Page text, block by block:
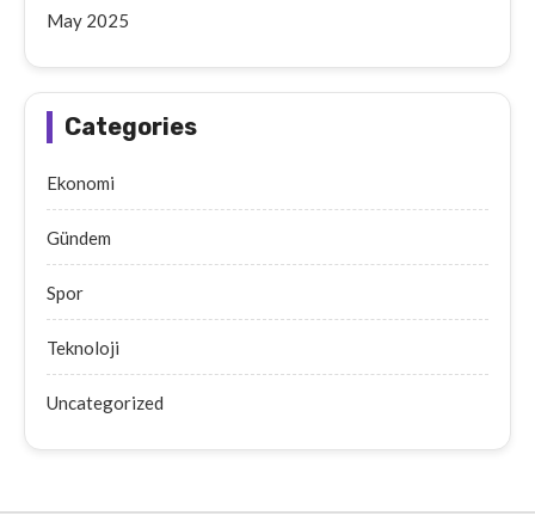
May 2025
Categories
Ekonomi
Gündem
Spor
Teknoloji
Uncategorized